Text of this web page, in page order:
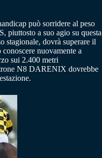
può sorridere al peso
a suo agio su questa
stagionale, dovrà superare il
nuovamente a
sui 2.400 metri
N8 DARENIX dovrebbe